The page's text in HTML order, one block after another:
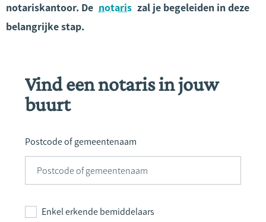
notariskantoor. De notaris zal je begeleiden in deze
belangrijke stap.
Vind een notaris in jouw
buurt
Postcode of gemeentenaam
Enkel erkende bemiddelaars